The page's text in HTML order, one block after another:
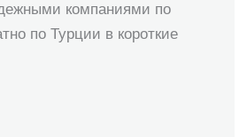
компаниями по
по Турции в короткие